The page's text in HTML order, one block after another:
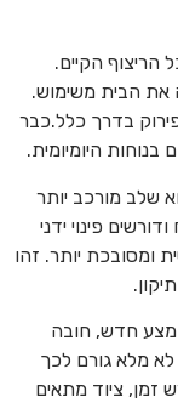
הקיים.
את הבית משימוש.
בדרך כלל.כבר
היומיומית.
שלב מורכב יותר
פינוי ידני
ומסובכת יותר. זהו
מצע חדש, חובה
מלא גורם לכך
זמן, ציוד מתאים